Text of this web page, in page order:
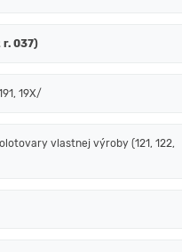
r. 037)
19X/
vlastnej výroby (121, 122,